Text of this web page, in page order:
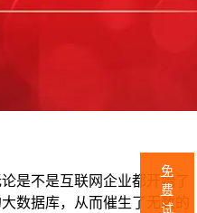
不是互联网企业都开始了
数据库，从而催生了无数的
免
费
试